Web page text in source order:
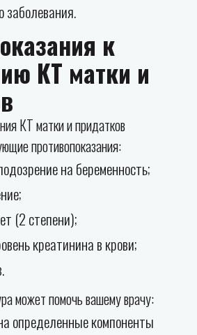
заболевания.
к
КТ матки и
КТ матки и придатков
противопоказания:
на беременность;
(2 степени);
креатинина в крови;
может помочь вашему врачу:
определенные компоненты